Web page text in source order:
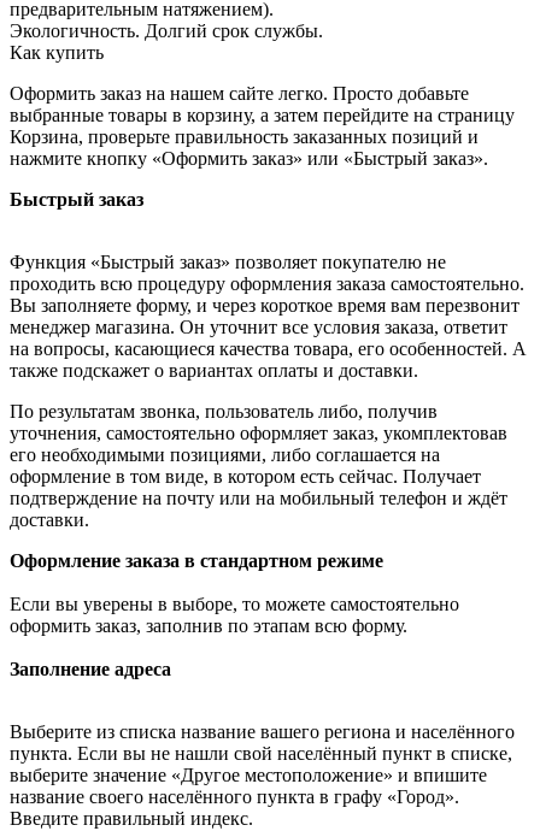
предварительным натяжением).
Экологичность. Долгий срок службы.
Как купить
Оформить заказ на нашем сайте легко. Просто добавьте
выбранные товары в корзину, а затем перейдите на страницу
Корзина, проверьте правильность заказанных позиций и
нажмите кнопку «Оформить заказ» или «Быстрый заказ».
Быстрый заказ
Функция «Быстрый заказ» позволяет покупателю не
проходить всю процедуру оформления заказа самостоятельно.
Вы заполняете форму, и через короткое время вам перезвонит
менеджер магазина. Он уточнит все условия заказа, ответит
на вопросы, касающиеся качества товара, его особенностей. А
также подскажет о вариантах оплаты и доставки.
По результатам звонка, пользователь либо, получив
уточнения, самостоятельно оформляет заказ, укомплектовав
его необходимыми позициями, либо соглашается на
оформление в том виде, в котором есть сейчас. Получает
подтверждение на почту или на мобильный телефон и ждёт
доставки.
Оформление заказа в стандартном режиме
Если вы уверены в выборе, то можете самостоятельно
оформить заказ, заполнив по этапам всю форму.
Заполнение адреса
Выберите из списка название вашего региона и населённого
пункта. Если вы не нашли свой населённый пункт в списке,
выберите значение «Другое местоположение» и впишите
название своего населённого пункта в графу «Город».
Введите правильный индекс.